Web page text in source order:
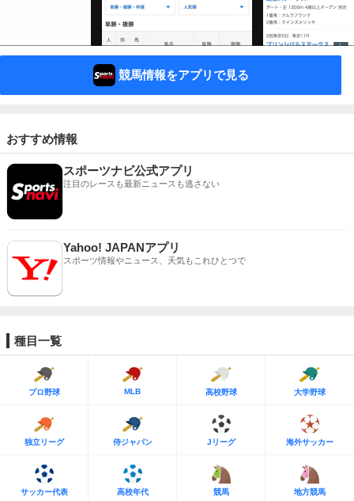
競馬情報をアプリで見る
おすすめ情報
スポーツナビ公式アプリ
注目のレースも最新ニュースも逃さない
Yahoo! JAPANアプリ
スポーツ情報やニュース、天気もこれひとつで
種目一覧
プロ野球 MLB 高校野球 大学野球
独立リーグ 侍ジャパン Jリーグ 海外サッカー
サッカー代表 高校年代 競馬 地方競馬